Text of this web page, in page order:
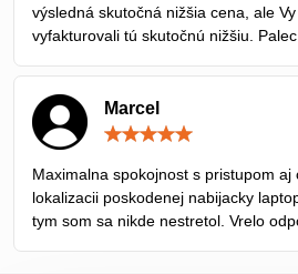
výsledná skutočná nižšia cena, ale
vyfakturovali tú skutočnú nižšiu.
Marcel
5
Maximalna spokojnost s pristupom aj
lokalizacii poskodenej nabijacky
tym som sa nikde nestretol. Vrelo